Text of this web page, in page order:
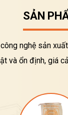
SẢN
nghệ sản
và ổn định, giá